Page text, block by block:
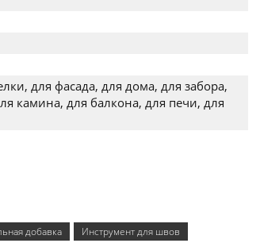
для фасада, для дома, для забора,
камина, для балкона, для печи, для
добавка Инструмент для швов